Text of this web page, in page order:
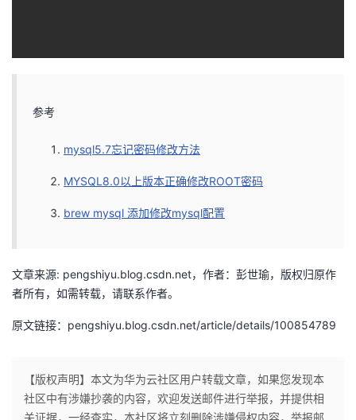
参考
mysql5.7忘记密码修改方法
MYSQL8.0以上版本正确修改ROOT密码
brew mysql 添加修改mysql配置
文章来源: pengshiyu.blog.csdn.net，作者：彭世瑜，版权归原作
者所有，如需转载，请联系作者。
原文链接：pengshiyu.blog.csdn.net/article/details/100854789
【版权声明】本文为华为云社区用户转载文章，如果您发现本
社区中有涉嫌抄袭的内容，欢迎发送邮件进行举报，并提供相
关证据，一经查实，本社区将立刻删除涉嫌侵权内容，举报邮